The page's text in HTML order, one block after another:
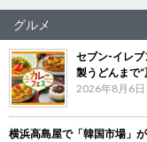
グルメ
セブン‐イレ
製うどんまで
2026年8月6日
横浜高島屋で「韓国市場」